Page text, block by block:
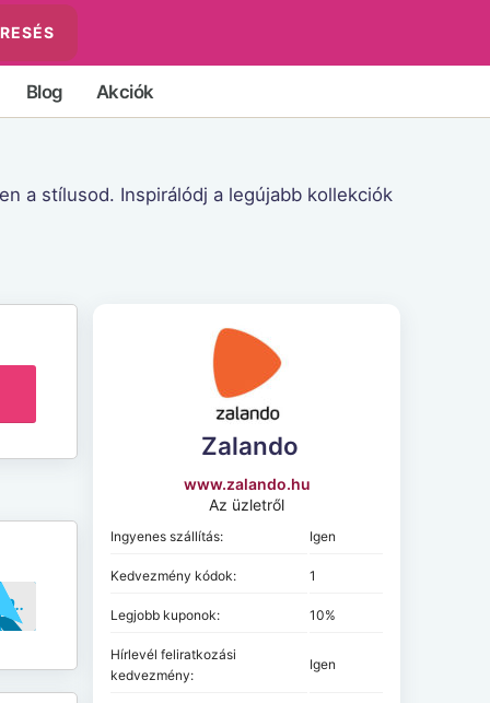
Blog Akciók
a stílusod. Inspirálódj a legújabb kollekciók
..UE20
Zalando
www.zalando.hu
Az üzletről
Ingyenes szállítás: Igen
Kedvezmény kódok: 1
Legjobb kuponok: 10%
Hírlevél feliratkozási
kedvezmény:
Igen